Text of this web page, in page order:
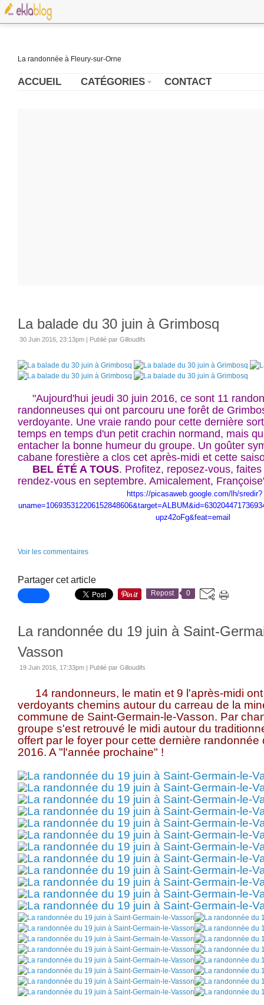
La randonnée à Fleury-sur-Orne
ACCUEIL CATÉGORIES CONTACT
La balade du 30 juin à Grimbosq
30 Juin 2016, 23:13pm | Publié par Gilloudifs
"Aujourd'hui jeudi 30 juin 2016, ce sont 11
randonneuses qui ont parcouru une forêt de
verdoyante. Une vraie rando pour cette dernière
temps en temps d'un petit crachin normand, mais
entacher la bonne humeur du groupe. Un goûter
cabane forestière a clos cet après-midi et cette
BEL ÉTÉ A TOUS. Profitez, reposez-vous,
rendez-vous en septembre. Amicalement,
https://picasaweb.google.com/lh/sredir?
upz42oFg&feat=email
Voir les commentaires
Partager cet article
Repost 0
La randonnée du 19 juin à Saint-
Vasson
19 Juin 2016, 17:33pm | Publié par Gilloudifs
14 randonneurs, le matin et 9 l'après-midi
verdoyants chemins autour du carreau de la
commune de Saint-Germain-le-Vasson. Par
groupe s'est retrouvé le midi autour du
offert par le foyer pour cette dernière
2016. A "l'année prochaine" !